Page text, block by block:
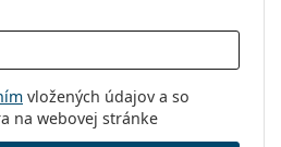
vložených údajov a so
na webovej stránke